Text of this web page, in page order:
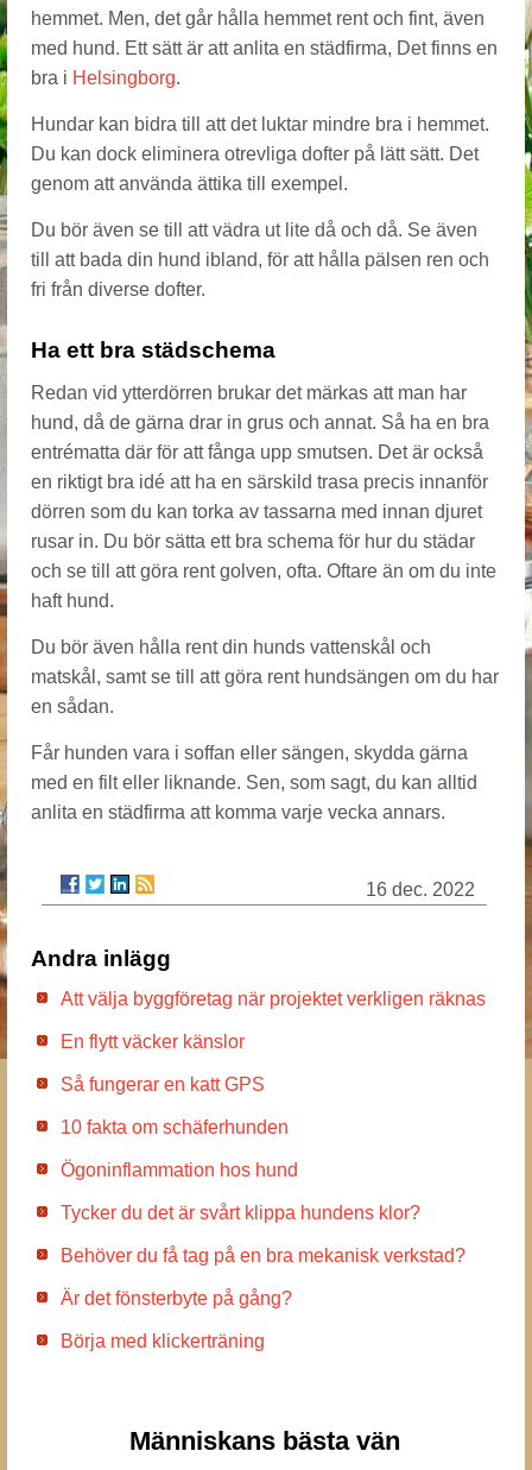
hemmet. Men, det går hålla hemmet rent och fint, även
med hund. Ett sätt är att anlita en städfirma, Det finns en
bra i Helsingborg.
Hundar kan bidra till att det luktar mindre bra i hemmet.
Du kan dock eliminera otrevliga dofter på lätt sätt. Det
genom att använda ättika till exempel.
Du bör även se till att vädra ut lite då och då. Se även
till att bada din hund ibland, för att hålla pälsen ren och
fri från diverse dofter.
Ha ett bra städschema
Redan vid ytterdörren brukar det märkas att man har
hund, då de gärna drar in grus och annat. Så ha en bra
entrématta där för att fånga upp smutsen. Det är också
en riktigt bra idé att ha en särskild trasa precis innanför
dörren som du kan torka av tassarna med innan djuret
rusar in. Du bör sätta ett bra schema för hur du städar
och se till att göra rent golven, ofta. Oftare än om du inte
haft hund.
Du bör även hålla rent din hunds vattenskål och
matskål, samt se till att göra rent hundsängen om du har
en sådan.
Får hunden vara i soffan eller sängen, skydda gärna
med en filt eller liknande. Sen, som sagt, du kan alltid
anlita en städfirma att komma varje vecka annars.
16 dec. 2022
Andra inlägg
Att välja byggföretag när projektet verkligen räknas
En flytt väcker känslor
Så fungerar en katt GPS
10 fakta om schäferhunden
Ögoninflammation hos hund
Tycker du det är svårt klippa hundens klor?
Behöver du få tag på en bra mekanisk verkstad?
Är det fönsterbyte på gång?
Börja med klickerträning
Människans bästa vän